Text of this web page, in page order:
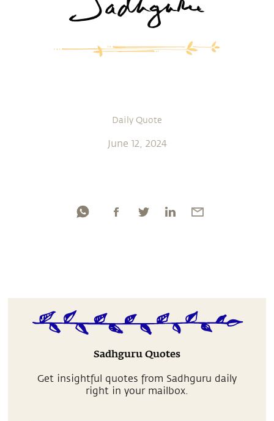
Daily Quote
June 12, 2024
Sadhguru Quotes
Get insightful quotes from Sadhguru daily
right in your mailbox.